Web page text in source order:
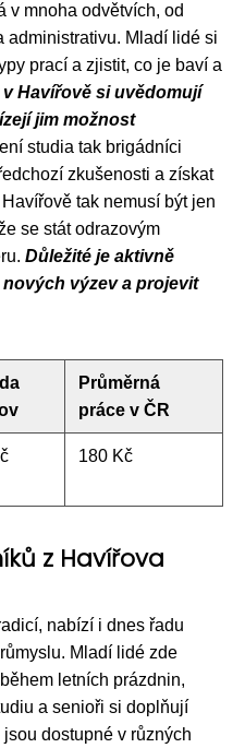
v mnoha odvětvích, od
administrativu. Mladí lidé si
prací a zjistit, co je baví a
Havířově si uvědomují
jim možnost
studia tak brigádníci
zkušenosti a získat
tak nemusí být jen
se stát odrazovým
Důležité je aktivně
výzev a projevit
Průměrná
práce v ČR
180 Kč
z Havířova
nabízí i dnes řadu
Mladí lidé zde
během letních prázdnin,
a senioři si doplňují
dostupné v různých